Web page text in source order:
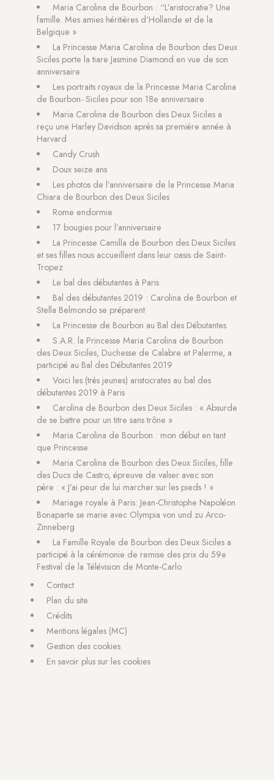
Maria Carolina de Bourbon : “L’aristocratie? Une
famille. Mes amies héritières d’Hollande et de la
Belgique »
La Princesse Maria Carolina de Bourbon des Deux
Siciles porte la tiare Jasmine Diamond en vue de son
anniversaire
Les portraits royaux de la Princesse Maria Carolina
de Bourbon- Siciles pour son 18e anniversaire
Maria Carolina de Bourbon des Deux Siciles a
reçu une Harley Davidson après sa première année à
Harvard
Candy Crush
Doux seize ans
Les photos de l’anniversaire de la Princesse Maria
Chiara de Bourbon des Deux Siciles
Rome endormie
17 bougies pour l’anniversaire
La Princesse Camilla de Bourbon des Deux Siciles
et ses filles nous accueillent dans leur oasis de Saint-
Tropez
Le bal des débutantes à Paris
Bal des débutantes 2019 : Carolina de Bourbon et
Stella Belmondo se préparent
La Princesse de Bourbon au Bal des Débutantes
S.A.R. la Princesse Maria Carolina de Bourbon
des Deux Siciles, Duchesse de Calabre et Palerme, a
participé au Bal des Débutantes 2019
Voici les (très jeunes) aristocrates au bal des
débutantes 2019 à Paris
Carolina de Bourbon des Deux Siciles : « Absurde
de se battre pour un titre sans trône »
Maria Carolina de Bourbon : mon début en tant
que Princesse
Maria Carolina de Bourbon des Deux Siciles, fille
des Ducs de Castro, épreuve de valser avec son
père : « J’ai peur de lui marcher sur les pieds ! »
Mariage royale à Paris: Jean-Christophe Napoléon
Bonaparte se marie avec Olympia von und zu Arco-
Zinneberg
La Famille Royale de Bourbon des Deux Siciles a
participé à la cérémonie de remise des prix du 59e
Festival de la Télévision de Monte-Carlo
Contact
Plan du site
Crédits
Mentions légales (MC)
Gestion des cookies
En savoir plus sur les cookies